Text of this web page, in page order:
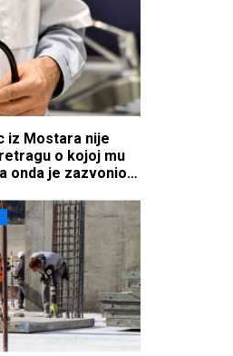
iz Mostara nije
o kojoj mu
onda je zazvonio